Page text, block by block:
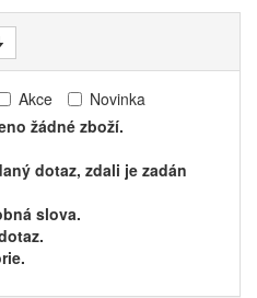
Akce
Novinka
žádné zboží.
dotaz, zdali je zadán
slova.